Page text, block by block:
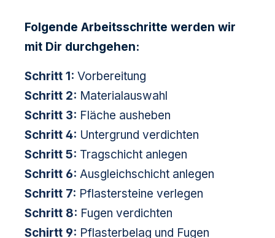
Folgende Arbeitsschritte werden wir
mit Dir durchgehen:
Schritt 1: Vorbereitung
Schritt 2: Materialauswahl
Schritt 3: Fläche ausheben
Schritt 4: Untergrund verdichten
Schritt 5: Tragschicht anlegen
Schritt 6: Ausgleichschicht anlegen
Schritt 7: Pflastersteine verlegen
Schritt 8: Fugen verdichten
Schirtt 9: Pflasterbelag und Fugen